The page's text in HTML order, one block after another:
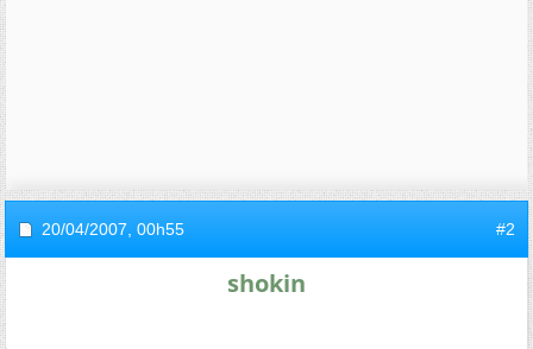
20/04/2007, 00h55 #2
shokin